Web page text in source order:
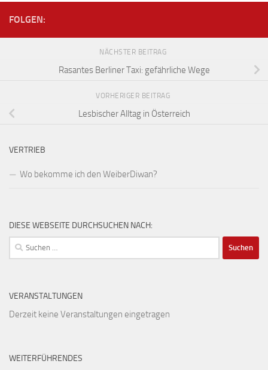
FOLGEN:
NÄCHSTER BEITRAG
Rasantes Berliner Taxi: gefährliche Wege
VORHERIGER BEITRAG
Lesbischer Alltag in Österreich
VERTRIEB
Wo bekomme ich den WeiberDiwan?
DIESE WEBSEITE DURCHSUCHEN NACH:
Suchen
nach:
VERANSTALTUNGEN
Derzeit keine Veranstaltungen eingetragen
WEITERFÜHRENDES